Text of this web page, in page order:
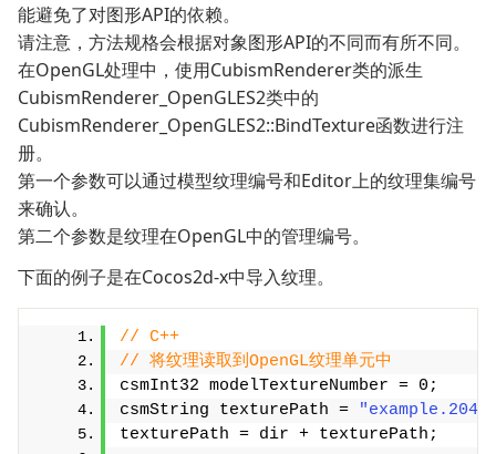
能避免了对图形API的依赖。
请注意，方法规格会根据对象图形API的不同而有所不同。
在OpenGL处理中，使用CubismRenderer类的派生
CubismRenderer_OpenGLES2类中的
CubismRenderer_OpenGLES2::BindTexture函数进行注
册。
第一个参数可以通过模型纹理编号和Editor上的纹理集编号
来确认。
第二个参数是纹理在OpenGL中的管理编号。
下面的例子是在Cocos2d-x中导入纹理。
// C++
// 将纹理读取到OpenGL纹理单元中
csmInt32 modelTextureNumber = 0;
csmString texturePath =
texturePath = dir + texturePath;